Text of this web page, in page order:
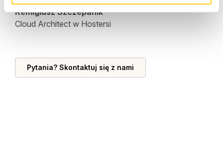
Remigiusz Szczepanik
Cloud Architect w Hostersi
Pytania? Skontaktuj się z nami